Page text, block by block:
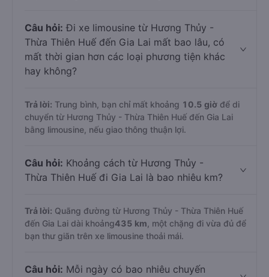
Câu hỏi: Đi xe limousine từ Hương Thủy -
Thừa Thiên Huế đến Gia Lai mất bao lâu, có
mất thời gian hơn các loại phương tiện khác
hay không?
Trả lời: Trung bình, bạn chỉ mất khoảng 10.5 giờ để di
chuyển từ Hương Thủy - Thừa Thiên Huế đến Gia Lai
bằng limousine, nếu giao thông thuận lợi.
Câu hỏi: Khoảng cách từ Hương Thủy -
Thừa Thiên Huế đi Gia Lai là bao nhiêu km?
Trả lời: Quãng đường từ Hương Thủy - Thừa Thiên Huế
đến Gia Lai dài khoảng435 km , một chặng đi vừa đủ để
bạn thư giãn trên xe limousine thoải mái.
Câu hỏi: Mỗi ngày có bao nhiêu chuyến